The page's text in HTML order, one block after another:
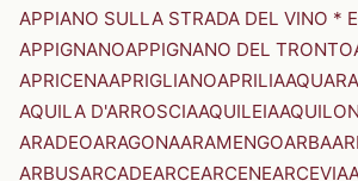
APPIANO SULLA STRADA DEL VINO *
APPIGNANOAPPIGNANO DEL TRONTO
APRICENAAPRIGLIANOAPRILIAAQUARA
AQUILA D'ARROSCIAAQUILEIA
ARADEOARAGONAARAMENGOARBA
ARBUSARCADEARCEARCENEARCEVIA